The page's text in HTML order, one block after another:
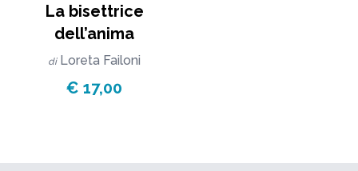
La bisettrice
dell’anima
di Loreta Failoni
€ 17,00